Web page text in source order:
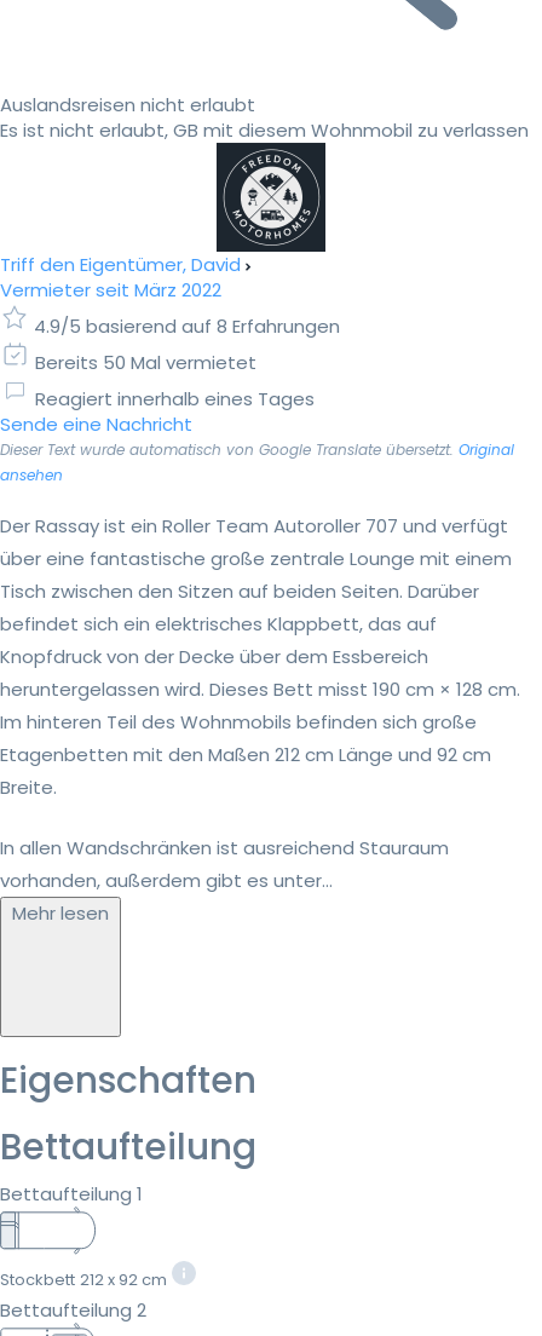
Auslandsreisen nicht erlaubt
Es ist nicht erlaubt, GB mit diesem Wohnmobil zu verlassen
Triff den Eigentümer, David
Vermieter seit März 2022
4.9/5 basierend auf 8 Erfahrungen
Bereits 50 Mal vermietet
Reagiert innerhalb eines Tages
Sende eine Nachricht
Dieser Text wurde automatisch von Google Translate übersetzt. Original
ansehen
Der Rassay ist ein Roller Team Autoroller 707 und verfügt
über eine fantastische große zentrale Lounge mit einem
Tisch zwischen den Sitzen auf beiden Seiten. Darüber
befindet sich ein elektrisches Klappbett, das auf
Knopfdruck von der Decke über dem Essbereich
heruntergelassen wird. Dieses Bett misst 190 cm × 128 cm.
Im hinteren Teil des Wohnmobils befinden sich große
Etagenbetten mit den Maßen 212 cm Länge und 92 cm
Breite.
In allen Wandschränken ist ausreichend Stauraum
vorhanden, außerdem gibt es unter...
Mehr lesen
Eigenschaften
Bettaufteilung
Bettaufteilung 1
Stockbett 212 x 92 cm
Bettaufteilung 2